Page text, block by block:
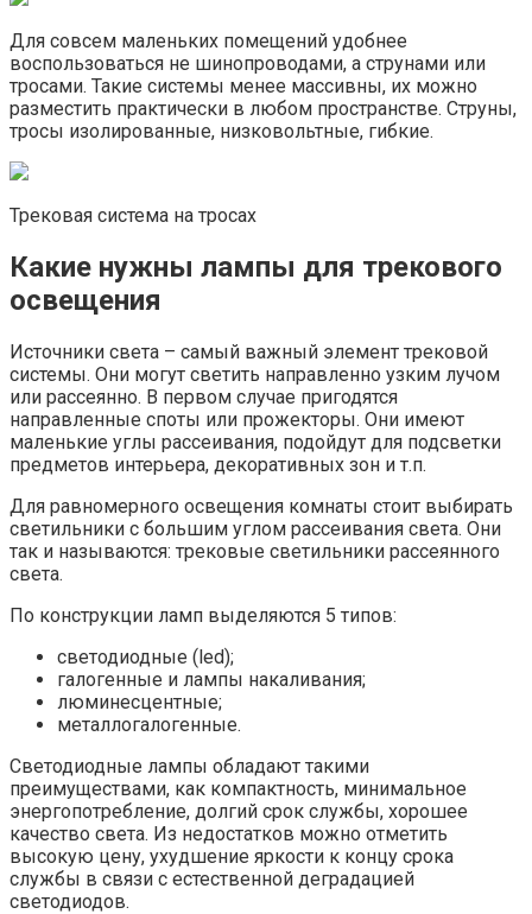
Для совсем маленьких помещений удобнее
воспользоваться не шинопроводами, а струнами или
тросами. Такие системы менее массивны, их можно
разместить практически в любом пространстве. Струны,
тросы изолированные, низковольтные, гибкие.
Трековая система на тросах
Какие нужны лампы для трекового
освещения
Источники света – самый важный элемент трековой
системы. Они могут светить направленно узким лучом
или рассеянно. В первом случае пригодятся
направленные споты или прожекторы. Они имеют
маленькие углы рассеивания, подойдут для подсветки
предметов интерьера, декоративных зон и т.п.
Для равномерного освещения комнаты стоит выбирать
светильники с большим углом рассеивания света. Они
так и называются: трековые светильники рассеянного
света.
По конструкции ламп выделяются 5 типов:
светодиодные (led);
галогенные и лампы накаливания;
люминесцентные;
металлогалогенные.
Светодиодные лампы обладают такими
преимуществами, как компактность, минимальное
энергопотребление, долгий срок службы, хорошее
качество света. Из недостатков можно отметить
высокую цену, ухудшение яркости к концу срока
службы в связи с естественной деградацией
светодиодов.